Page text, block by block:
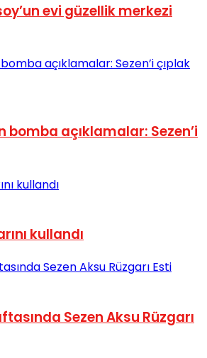
evi güzellik merkezi
bomba açıklamalar: Sezen’i
kullandı
Sezen Aksu Rüzgarı